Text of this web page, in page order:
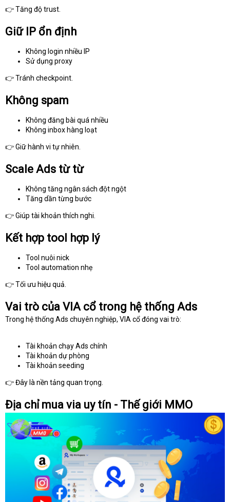
👉 Tăng độ trust.
Giữ IP ổn định
Không login nhiều IP
Sử dụng proxy
👉 Tránh checkpoint.
Không spam
Không đăng bài quá nhiều
Không inbox hàng loạt
👉 Giữ hành vi tự nhiên.
Scale Ads từ từ
Không tăng ngân sách đột ngột
Tăng dần từng bước
👉 Giúp tài khoản thích nghi.
Kết hợp tool hợp lý
Tool nuôi nick
Tool automation nhẹ
👉 Tối ưu hiệu quả.
Vai trò của VIA cổ trong hệ thống Ads
Trong hệ thống Ads chuyên nghiệp, VIA cổ đóng vai trò:
Tài khoản chạy Ads chính
Tài khoản dự phòng
Tài khoản seeding
👉 Đây là nền tảng quan trọng.
Địa chỉ mua via uy tín - Thế giới MMO